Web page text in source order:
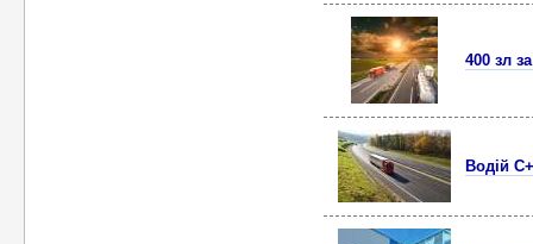
400 зл
Водій